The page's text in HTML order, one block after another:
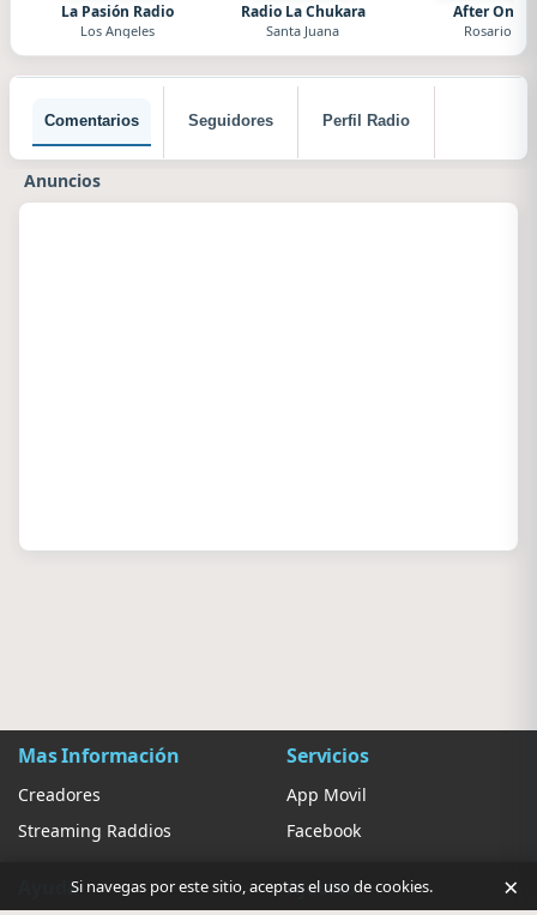
La Pasión Radio
Los Angeles
Radio La Chukara
Santa Juana
After One
Rosario
Comentarios Seguidores Perfil Radio
Anuncios
Mas Información
Creadores
Streaming Raddios
Servicios
App Movil
Facebook
Ayuda Ajustes
Si navegas por este sitio, aceptas el uso de cookies. ×